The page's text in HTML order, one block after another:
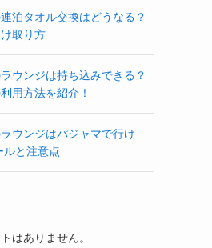
泊タオル交換はどうなる？
取り方
ウンジは持ち込みできる？
用方法を紹介！
ウンジはパジャマで行け
ルと注意点
はありません。